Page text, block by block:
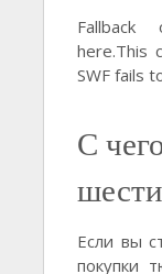
Fallback
here.This
SWF fails
С
Если вы
покупки